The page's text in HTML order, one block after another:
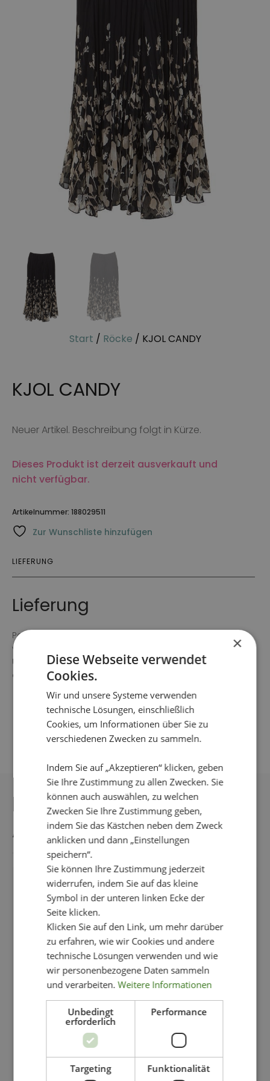
Start / Röcke / KJOL CANDY
KJOL CANDY
Neuer Artikel. Beschreibung folgt in Kürze.
Dieses Produkt ist derzeit ausverkauft und
nicht verfügbar.
Artikelnummer: 188029511
Zur Wunschliste hinzufügen
LIEFERUNG
Lieferung
Pakete werden normalerweise innerhalb von 1-4 Tagen
versendet.
Unter besonderen Umständen kann es etwas länger
dauern.
DAS KÖNNTE IHNEN
AUCH GEFALLEN
×
Diese Webseite verwendet
Cookies.
Wir und unsere Systeme verwenden
technische Lösungen, einschließlich
Cookies, um Informationen über Sie zu
verschiedenen Zwecken zu sammeln.
Indem Sie auf „Akzeptieren“ klicken, geben
Sie Ihre Zustimmung zu allen Zwecken. Sie
können auch auswählen, zu welchen
Zwecken Sie Ihre Zustimmung geben,
indem Sie das Kästchen neben dem Zweck
anklicken und dann „Einstellungen
speichern“.
Sie können Ihre Zustimmung jederzeit
widerrufen, indem Sie auf das kleine
Symbol in der unteren linken Ecke der
Seite klicken.
Klicken Sie auf den Link, um mehr darüber
zu erfahren, wie wir Cookies und andere
technische Lösungen verwenden und wie
wir personenbezogene Daten sammeln
und verarbeiten.Weitere Informationen
Unbedingt
erforderlich
Performance
Targeting Funktionalität